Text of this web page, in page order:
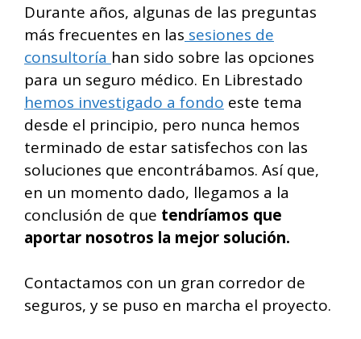
Durante años, algunas de las preguntas
más frecuentes en las sesiones de
consultoría han sido sobre las opciones
para un seguro médico. En Librestado
hemos investigado a fondo este tema
desde el principio, pero nunca hemos
terminado de estar satisfechos con las
soluciones que encontrábamos. Así que,
en un momento dado, llegamos a la
conclusión de que tendríamos que
aportar nosotros la mejor solución.
Contactamos con un gran corredor de
seguros, y se puso en marcha el proyecto.